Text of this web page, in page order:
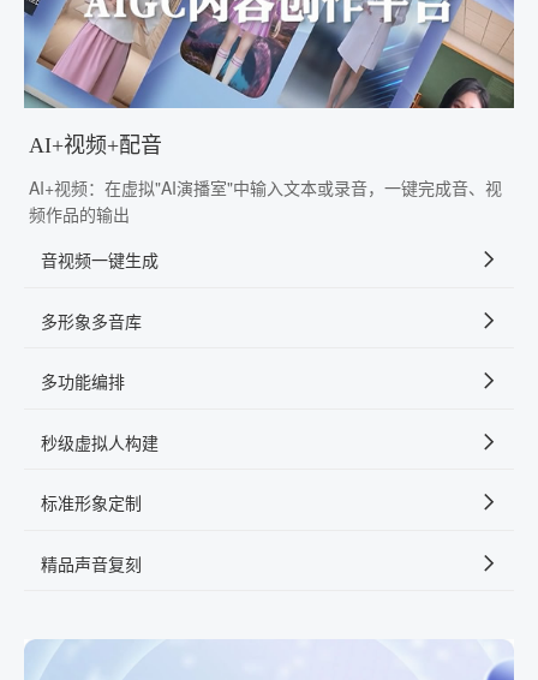
AI+视频+配音
AI+视频：在虚拟"AI演播室"中输入文本或录音，一键完成音、视
频作品的输出
音视频一键生成
多形象多音库
多功能编排
秒级虚拟人构建
标准形象定制
精品声音复刻